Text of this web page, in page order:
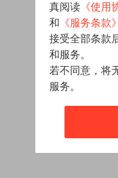
真阅读 《使用
和 《服务条款》
接受全部条款
和服务。
若不同意，将
服务。